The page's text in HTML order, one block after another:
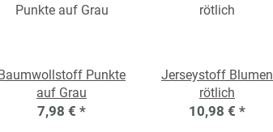
Punkte
auf Grau
7,98 € *
Jerseystoff Blumen
rötlich
10,98 € *